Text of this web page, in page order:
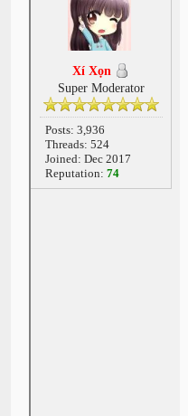
Xí Xọn
Super Moderator
Posts: 3,936
Threads: 524
Joined: Dec 2017
Reputation: 74